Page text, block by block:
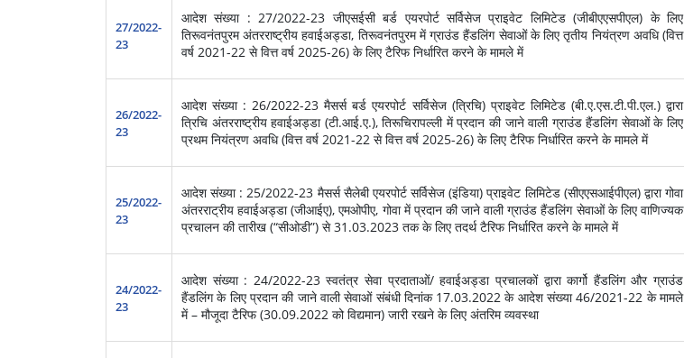
27/2022-
23
आदेश संख्या : 27/2022-23 जीएसईसी बर्ड एयरपोर्ट सर्विसेज प्राइवेट लिमिटेड (जीबीएएसपीएल) के लिए
तिरूवनंतपुरम अंतरराष्ट्रीय हवाईअड्डा, तिरूवनंतपुरम में ग्राउंड हैंडलिंग सेवाओं के लिए तृतीय नियंत्रण अवधि (वित्त
वर्ष 2021-22 से वित्त वर्ष 2025-26) के लिए टैरिफ निर्धारित करने के मामले में
26/2022-
23
आदेश संख्या : 26/2022-23 मैसर्स बर्ड एयरपोर्ट सर्विसेज (त्रिचि) प्राइवेट लिमिटेड (बी.ए.एस.टी.पी.एल.) द्वारा
त्रिचि अंतरराष्ट्रीय हवाईअड्डा (टी.आई.ए.), तिरूचिरापल्ली में प्रदान की जाने वाली ग्राउंड हैंडलिंग सेवाओं के लिए
प्रथम नियंत्रण अवधि (वित्त वर्ष 2021-22 से वित्त वर्ष 2025-26) के लिए टैरिफ निर्धारित करने के मामले में
25/2022-
23
आदेश संख्या : 25/2022-23 मैसर्स सैलेबी एयरपोर्ट सर्विसेज (इंडिया) प्राइवेट लिमिटेड (सीएएसआईपीएल) द्वारा गोवा
अंतरराट्रीय हवाईअड्डा (जीआईए), एमओपीए, गोवा में प्रदान की जाने वाली ग्राउंड हैंडलिंग सेवाओं के लिए वाणिज्‍यक
प्रचालन की तारीख (“सीओडी”) से 31.03.2023 तक के लिए तदर्थ टैरिफ निर्धारित करने के मामले में
24/2022-
23
आदेश संख्या : 24/2022-23 स्वतंत्र सेवा प्रदाताओं/ हवाईअड्डा प्रचालकों द्वारा कार्गो हैंडलिंग और ग्राउंड
हैंडलिंग के लिए प्रदान की जाने वाली सेवाओं संबंधी दिनांक 17.03.2022 के आदेश संख्या 46/2021-22 के मामले
में – मौजूदा टैरिफ (30.09.2022 को विद्यमान) जारी रखने के लिए अंतरिम व्यवस्था